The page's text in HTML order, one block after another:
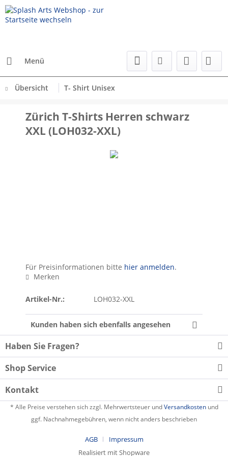
Menü
Übersicht T- Shirt Unisex
Zürich T-Shirts Herren schwarz
XXL (LOH032-XXL)
Für Preisinformationen bitte hier anmelden.
Merken
Artikel-Nr.: LOH032-XXL
Kunden haben sich ebenfalls angesehen
Haben Sie Fragen?
Shop Service
Kontakt
* Alle Preise verstehen sich zzgl. Mehrwertsteuer undVersandkostenund
ggf. Nachnahmegebühren, wenn nicht anders beschrieben
AGB
Impressum
Realisiert mit Shopware